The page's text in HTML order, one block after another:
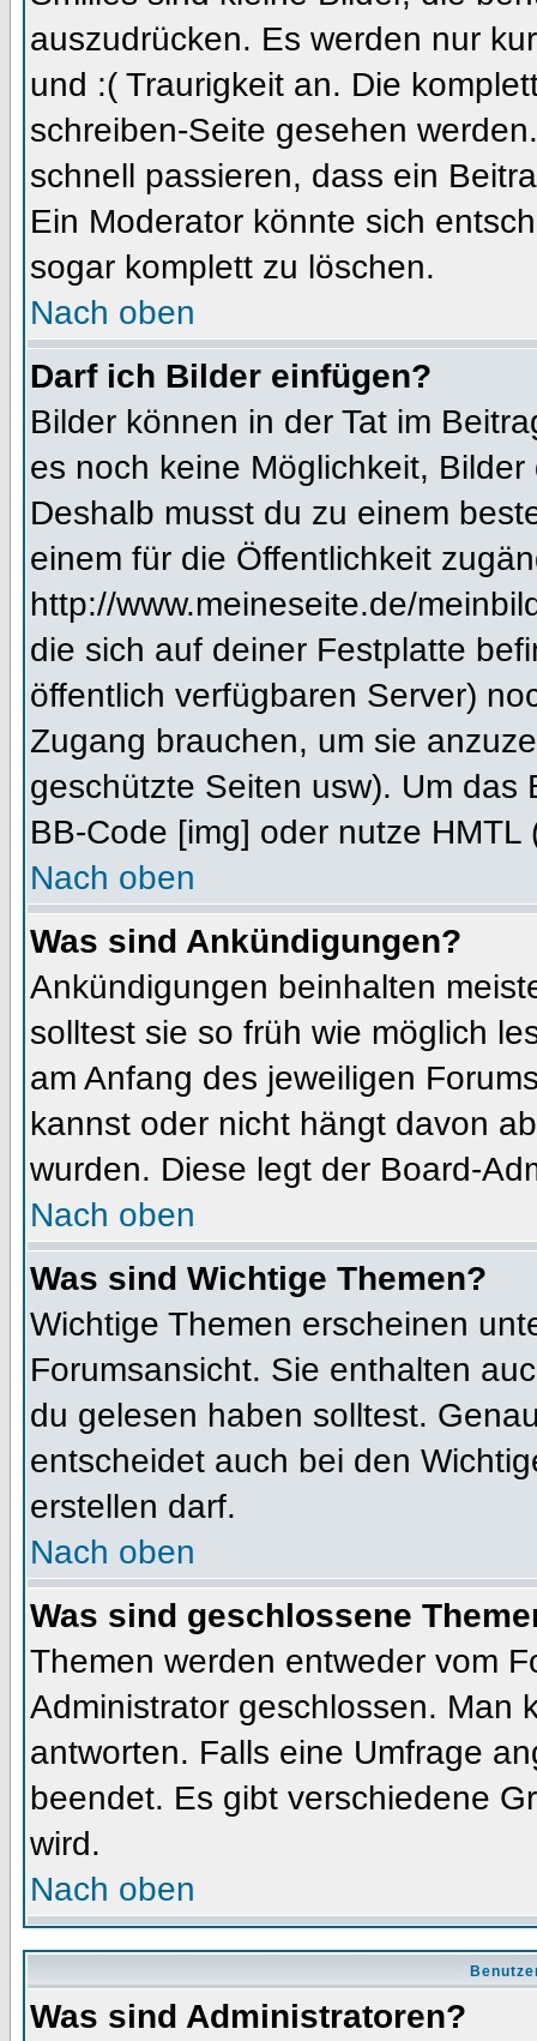
auszudrücken. Es werden nur
und :( Traurigkeit an. Die
schreiben-Seite gesehen
schnell passieren, dass ein
Ein Moderator könnte sich
sogar komplett zu löschen.
Nach oben
Darf ich Bilder einfügen?
Bilder können in der Tat im
es noch keine Möglichkeit,
Deshalb musst du zu einem
einem für die Öffentlichkeit
http://www.meineseite.de/
die sich auf deiner Festplatte
öffentlich verfügbaren Server)
Zugang brauchen, um sie
geschützte Seiten usw). Um
BB-Code [img] oder nutze HMTL
Nach oben
Was sind Ankündigungen?
Ankündigungen beinhalten
solltest sie so früh wie möglich
am Anfang des jeweiligen
kannst oder nicht hängt davon
wurden. Diese legt der Board-
Nach oben
Was sind Wichtige Themen?
Wichtige Themen erscheinen
Forumsansicht. Sie enthalten
du gelesen haben solltest.
entscheidet auch bei den
erstellen darf.
Nach oben
Was sind geschlossene
Themen werden entweder vom
Administrator geschlossen. Man
antworten. Falls eine Umfrage
beendet. Es gibt verschiedene
wird.
Nach oben
Was sind Administratoren?